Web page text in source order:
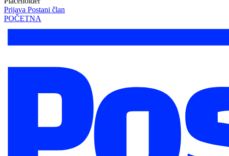
Prijava Postani član
POČETNA